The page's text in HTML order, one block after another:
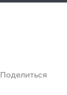
Поделиться